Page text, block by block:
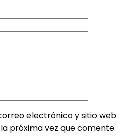
electrónico y sitio web
próxima vez que comente.